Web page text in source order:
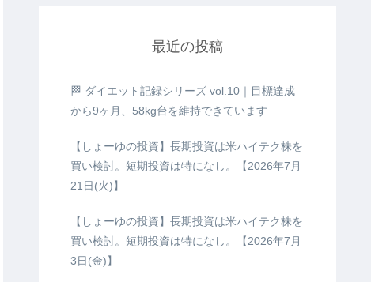
最近の投稿
🏁 ダイエット記録シリーズ vol.10｜目標達成
から9ヶ月、58kg台を維持できています
【しょーゆの投資】長期投資は米ハイテク株を
買い検討。短期投資は特になし。【2026年7月
21日(火)】
【しょーゆの投資】長期投資は米ハイテク株を
買い検討。短期投資は特になし。【2026年7月
3日(金)】